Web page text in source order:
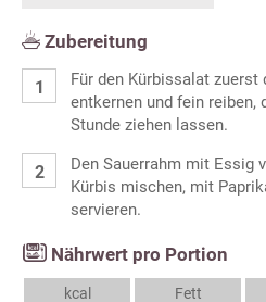
Zubereitung
Für den Kürbissalat zuerst
entkernen und fein
Stunde ziehen lassen.
Den Sauerrahm mit Essig
Kürbis mischen, mit
servieren.
Nährwert pro Portion
kcal
Fett